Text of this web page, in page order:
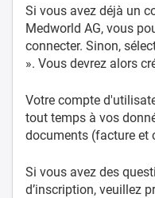
Si vous avez déjà un
Medworld AG, vous
connecter. Sinon,
». Vous devrez alors
Votre compte
tout temps à vos
documents (facture et
Si vous avez des
d’inscription, veuillez